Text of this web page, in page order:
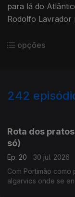
para lá do
Rodolfo Lavrador
opções
242
Rota dos
só)
Ep. 20
30 jul. 2026
Com Portimão
algarvios onde se